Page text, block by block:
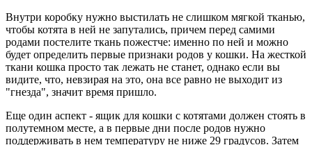
Внутри коробку нужно выстилать не слишком мягкой тканью,
чтобы котята в ней не запутались, причем перед самими
родами постелите ткань пожестче: именно по ней и можно
будет определить первые признаки родов у кошки. На жесткой
ткани кошка просто так лежать не станет, однако если вы
видите, что, невзирая на это, она все равно не выходит из
"гнезда", значит время пришло.
Еще один аспект - ящик для кошки с котятами должен стоять в
полутемном месте, а в первые дни после родов нужно
поддерживать в нем температуру не ниже 29 градусов. Затем